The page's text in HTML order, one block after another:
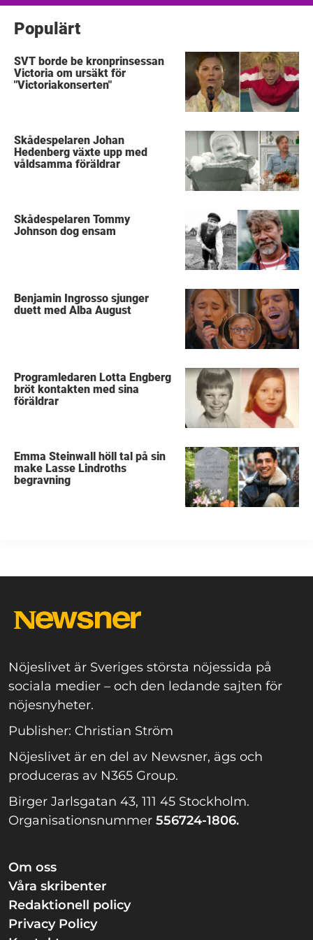
Populärt
SVT borde be kronprinsessan
Victoria om ursäkt för
"Victoriakonserten"
Skådespelaren Johan
Hedenberg växte upp med
våldsamma föräldrar
Skådespelaren Tommy
Johnson dog ensam
Benjamin Ingrosso sjunger
duett med Alba August
Programledaren Lotta Engberg
bröt kontakten med sina
föräldrar
Emma Steinwall höll tal på sin
make Lasse Lindroths
begravning
Nöjeslivet är Sveriges största nöjessida på
sociala medier – och den ledande sajten för
nöjesnyheter.
Publisher: Christian Ström
Nöjeslivet är en del av Newsner, ägs och
produceras av N365 Group.
Birger Jarlsgatan 43, 111 45 Stockholm.
Organisationsnummer 556724-1806.
Om oss
Våra skribenter
Redaktionell policy
Privacy Policy